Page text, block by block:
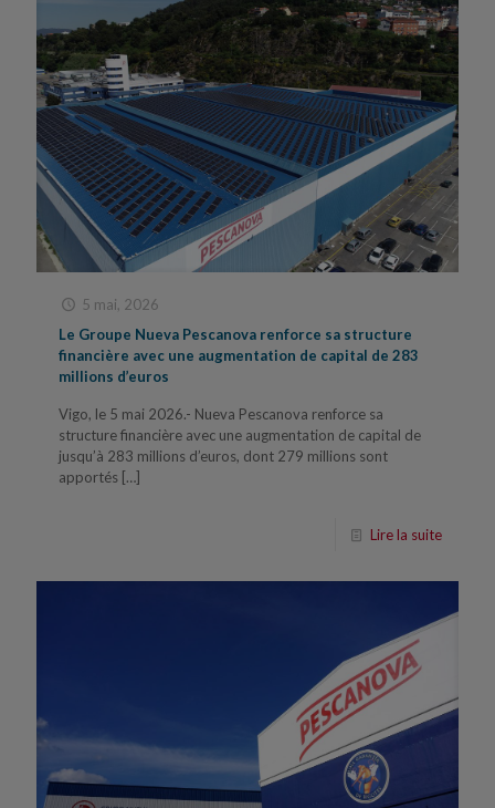
5 mai, 2026
Le Groupe Nueva Pescanova renforce sa structure
financière avec une augmentation de capital de 283
millions d’euros
Vigo, le 5 mai 2026.- Nueva Pescanova renforce sa
structure financière avec une augmentation de capital de
jusqu’à 283 millions d’euros, dont 279 millions sont
apportés […]
Lire la suite